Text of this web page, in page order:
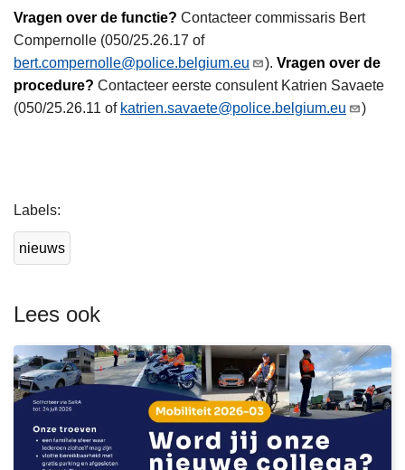
Vragen over de functie? Contacteer commissaris Bert
Compernolle (050/25.26.17 of
bert.compernolle@police.belgium.eu
).Vragen over de
procedure? Contacteer eerste consulent Katrien Savaete
(050/25.26.11 of katrien.savaete@police.belgium.eu )
Labels
nieuws
Lees ook
e
e
s
e
e
r
o
v
e
V